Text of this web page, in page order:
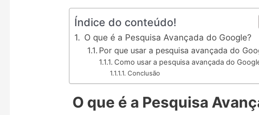
Índice do conteúdo!
O que é a Pesquisa Avançada do Google?
Por que usar a pesquisa avançada do
Como usar a pesquisa avançada do
Conclusão
O que é a Pesquisa